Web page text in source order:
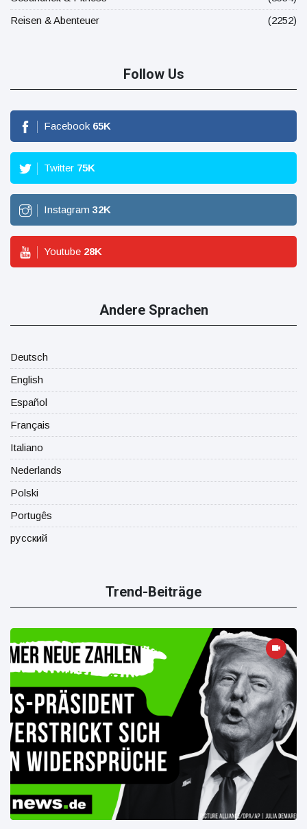
Reisen & Abenteuer
(2252)
Follow Us
Facebook 65K
Twitter 75K
Instagram 32K
Youtube 28K
Andere Sprachen
Deutsch
English
Español
Français
Italiano
Nederlands
Polski
Portugês
русский
Trend-Beiträge